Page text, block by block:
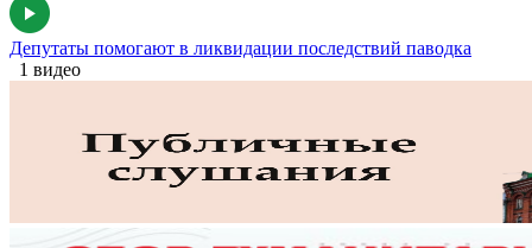
Депутаты помогают в ликвидации последствий паводка
1 видео